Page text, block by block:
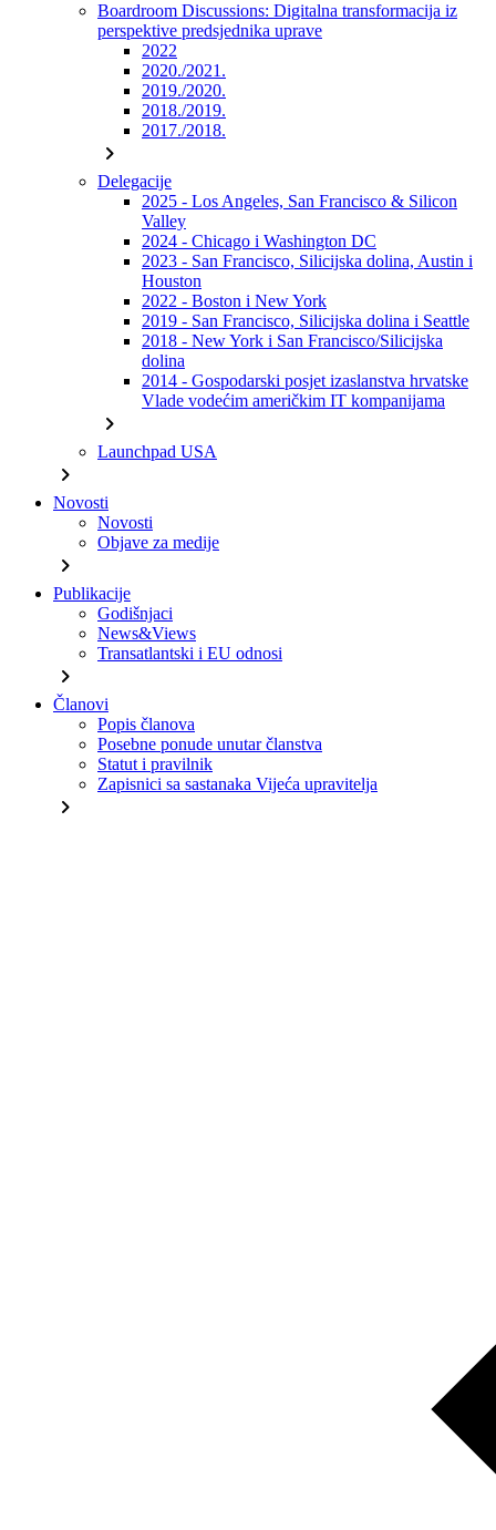
Boardroom Discussions: Digitalna transformacija iz
perspektive predsjednika uprave
2022
2020./2021.
2019./2020.
2018./2019.
2017./2018.
chevron_right
Delegacije
2025 - Los Angeles, San Francisco & Silicon
Valley
2024 - Chicago i Washington DC
2023 - San Francisco, Silicijska dolina, Austin i
Houston
2022 - Boston i New York
2019 - San Francisco, Silicijska dolina i Seattle
2018 - New York i San Francisco/Silicijska
dolina
2014 - Gospodarski posjet izaslanstva hrvatske
Vlade vodećim američkim IT kompanijama
chevron_right
Launchpad USA
chevron_right
Novosti
Novosti
Objave za medije
chevron_right
Publikacije
Godišnjaci
News&Views
Transatlantski i EU odnosi
chevron_right
Članovi
Popis članova
Posebne ponude unutar članstva
Statut i pravilnik
Zapisnici sa sastanaka Vijeća upravitelja
chevron_right